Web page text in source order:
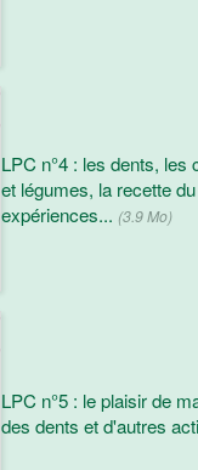
LPC n°4 : les dents, les
et légumes, la recette
expériences... (3.9 Mo)
LPC n°5 : le plaisir de
des dents et d'autres